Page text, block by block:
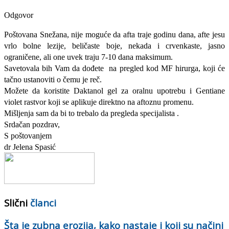
Odgovor
Poštovana Snežana, nije moguće da afta traje godinu dana, afte jesu
vrlo bolne lezije, beličaste boje, nekada i crvenkaste, jasno
ograničene, ali one uvek traju 7-10 dana maksimum.
Savetovala bih Vam da dođete na pregled kod MF hirurga, koji će
tačno ustanoviti o čemu je reč.
Možete da koristite Daktanol gel za oralnu upotrebu i Gentiane
violet rastvor koji se aplikuje direktno na aftoznu promenu.
Mišljenja sam da bi to trebalo da pregleda specijalista .
Srdačan pozdrav,
S poštovanjem
dr Jelena Spasić
Slični članci
Šta je zubna erozija, kako nastaje i koji su načini